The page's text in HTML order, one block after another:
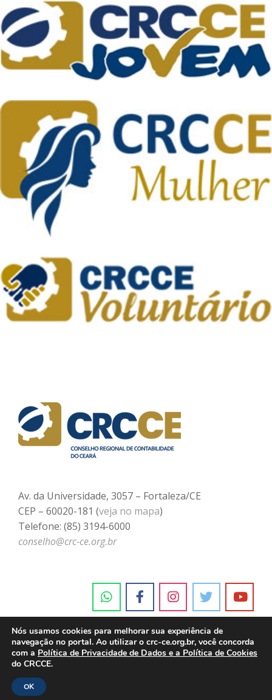
Av. da Universidade, 3057 – Fortaleza/CE
CEP – 60020-181 (veja no mapa)
Telefone: (85) 3194-6000
conselho@crc-ce.org.br
Nós usamos cookies para melhorar sua experiência de
navegação no portal. Ao utilizar o crc-ce.org.br, você concorda
com a Política de Privacidade de Dados e a Política de Cookies
do CRCCE.
OK